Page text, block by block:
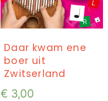
Daar kwam ene
boer uit
Zwitserland
€ 3,00